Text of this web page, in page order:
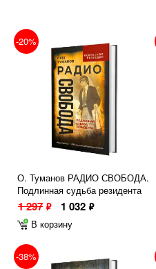
-20%
О. Туманов РАДИО СВОБОДА.
Подлинная судьба резидента
1 297 ф 1 032 ф
В корзину
-38%